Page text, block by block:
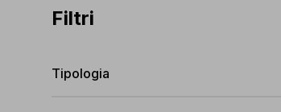
Filtri
Tipologia